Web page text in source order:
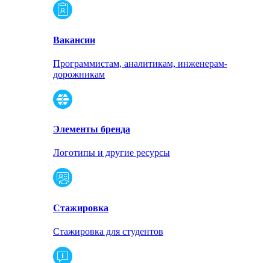
Вакансии
Программистам, аналитикам, инженерам-
дорожникам
Элементы бренда
Логотипы и другие ресурсы
Стажировка
Стажировка для студентов